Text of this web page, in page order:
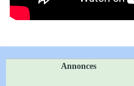
Annonces